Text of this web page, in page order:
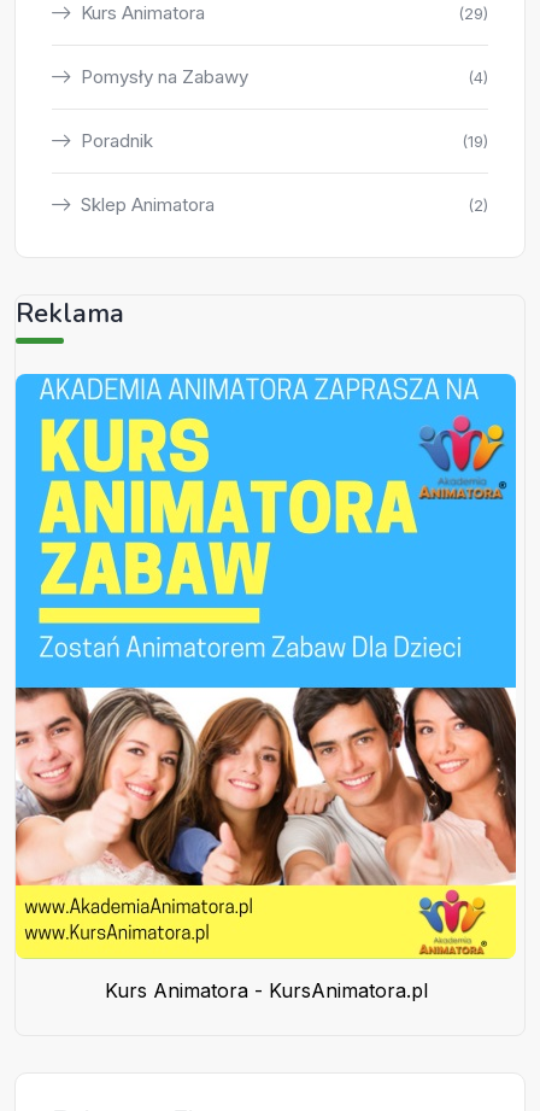
Kurs Animatora (29)
Pomysły na Zabawy (4)
Poradnik (19)
Sklep Animatora (2)
Reklama
Kurs Animatora - KursAnimatora.pl